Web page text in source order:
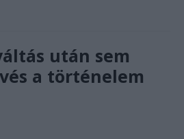
után sem
a történelem